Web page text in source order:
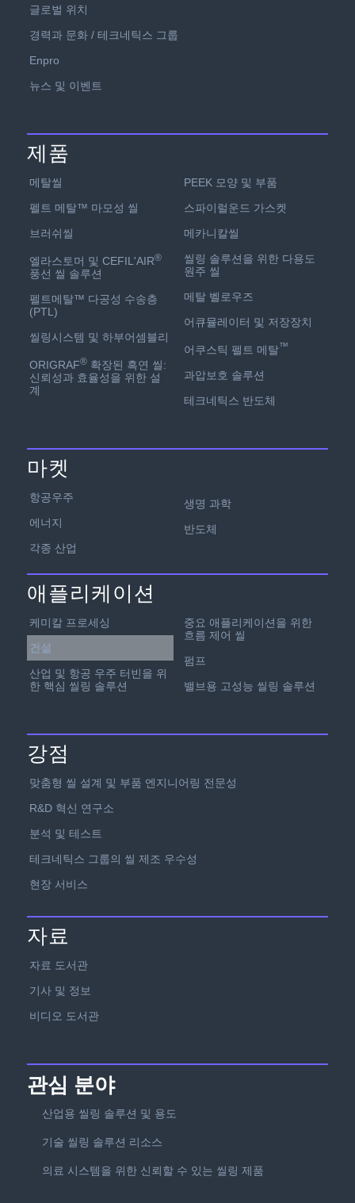
글로벌 위치
경력과 문화 / 테크네틱스 그룹
Enpro
뉴스 및 이벤트
제품
메탈씰
펠트 메탈™ 마모성 씰
브러쉬씰
엘라스토머 및 CEFIL'AIR®
풍선 씰 솔루션
펠트메탈™ 다공성 수송층
(PTL)
씰링시스템 및 하부어셈블리
ORIGRAF®확장된 흑연 씰:
신뢰성과 효율성을 위한 설
계
PEEK 모양 및 부품
스파이럴운드 가스켓
메카니칼씰
씰링 솔루션을 위한 다용도
원주 씰
메탈 벨로우즈
어큐뮬레이터 및 저장장치
어쿠스틱 펠트 메탈™
과압보호 솔루션
테크네틱스 반도체
마켓
항공우주
에너지
각종 산업
생명 과학
반도체
애플리케이션
케미칼 프로세싱
건설
산업 및 항공 우주 터빈을 위
한 핵심 씰링 솔루션
중요 애플리케이션을 위한
흐름 제어 씰
펌프
밸브용 고성능 씰링 솔루션
강점
맞춤형 씰 설계 및 부품 엔지니어링 전문성
R&D 혁신 연구소
분석 및 테스트
테크네틱스 그룹의 씰 제조 우수성
현장 서비스
자료
자료 도서관
기사 및 정보
비디오 도서관
관심 분야
산업용 씰링 솔루션 및 용도
기술 씰링 솔루션 리소스
의료 시스템을 위한 신뢰할 수 있는 씰링 제품